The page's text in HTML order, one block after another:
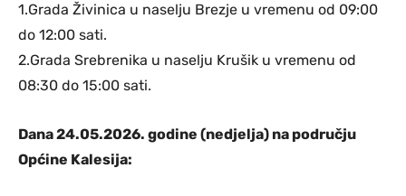
1.Grada Živinica u naselju Brezje u vremenu od 09:00
do 12:00 sati.
2.Grada Srebrenika u naselju Krušik u vremenu od
08:30 do 15:00 sati.
Dana 24.05.2026. godine (nedjelja) na području
Općine Kalesija: